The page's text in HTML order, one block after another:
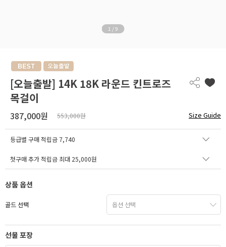
1 /9
[오늘출발] 14K 18K 라운드 킨트로즈
목걸이
387,000원 553,000원 Size Guide
등급별 구매 적립금 7,740
첫구매 추가 적립금 최대 25,000원
상품 옵션
골드 선택
선물 포장